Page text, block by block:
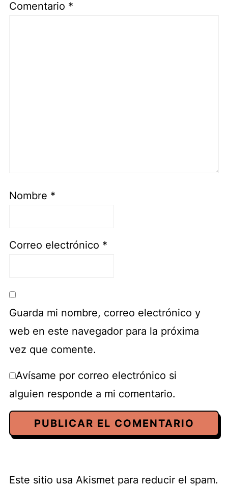
Comentario *
Nombre *
Correo electrónico *
Guarda mi nombre, correo electrónico y
web en este navegador para la próxima
vez que comente.
Avísame por correo electrónico si
alguien responde a mi comentario.
Este sitio usa Akismet para reducir el spam.